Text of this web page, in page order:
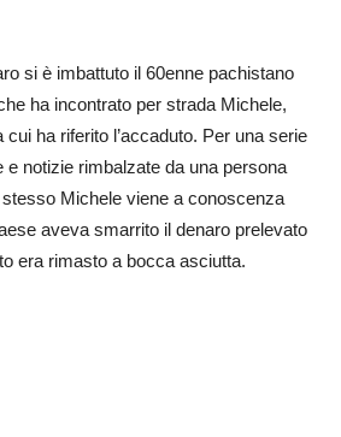
si è imbattuto il 60enne pachistano
ha incontrato per strada Michele,
ha riferito l’accaduto. Per una serie
e notizie rimbalzate da una persona
stesso Michele viene a conoscenza
aveva smarrito il denaro prelevato
era rimasto a bocca asciutta.